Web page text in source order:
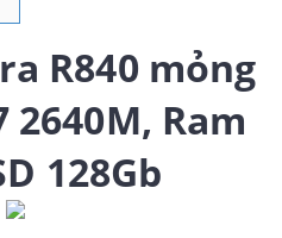
R840 mỏng
2640M, Ram
128Gb